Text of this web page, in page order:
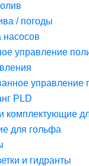
/ погоды
насосов
управление
управление
PLD
комплектующие
для гольфа
и гидранты